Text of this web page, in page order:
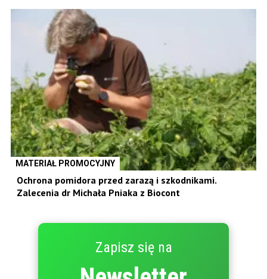
MATERIAŁ PROMOCYJNY
Ochrona pomidora przed zarazą i szkodnikami.
Zalecenia dr Michała Pniaka z Biocont
Zapisz się na